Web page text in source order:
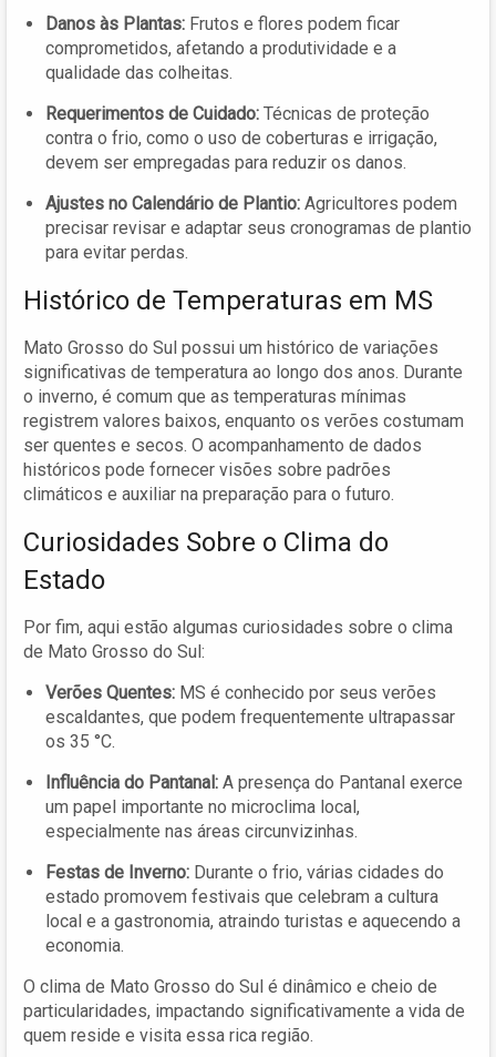
Danos às Plantas: Frutos e flores podem ficar
comprometidos, afetando a produtividade e a
qualidade das colheitas.
Requerimentos de Cuidado: Técnicas de proteção
contra o frio, como o uso de coberturas e irrigação,
devem ser empregadas para reduzir os danos.
Ajustes no Calendário de Plantio: Agricultores podem
precisar revisar e adaptar seus cronogramas de plantio
para evitar perdas.
Histórico de Temperaturas em MS
Mato Grosso do Sul possui um histórico de variações
significativas de temperatura ao longo dos anos. Durante
o inverno, é comum que as temperaturas mínimas
registrem valores baixos, enquanto os verões costumam
ser quentes e secos. O acompanhamento de dados
históricos pode fornecer visões sobre padrões
climáticos e auxiliar na preparação para o futuro.
Curiosidades Sobre o Clima do
Estado
Por fim, aqui estão algumas curiosidades sobre o clima
de Mato Grosso do Sul:
Verões Quentes: MS é conhecido por seus verões
escaldantes, que podem frequentemente ultrapassar
os 35 °C.
Influência do Pantanal: A presença do Pantanal exerce
um papel importante no microclima local,
especialmente nas áreas circunvizinhas.
Festas de Inverno: Durante o frio, várias cidades do
estado promovem festivais que celebram a cultura
local e a gastronomia, atraindo turistas e aquecendo a
economia.
O clima de Mato Grosso do Sul é dinâmico e cheio de
particularidades, impactando significativamente a vida de
quem reside e visita essa rica região.